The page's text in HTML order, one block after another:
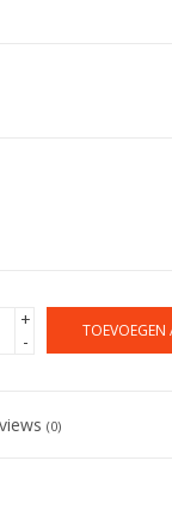
+
-
TOEVOEGEN
(0)